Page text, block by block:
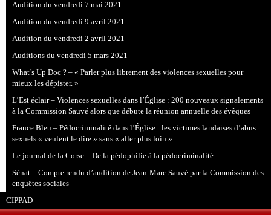
Audition du vendredi 7 mai 2021
Audition du vendredi 9 avril 2021
Audition du vendredi 2 avril 2021
Auditions du vendredi 5 mars 2021
What’s Up Doc ? – « Parler plus librement des violences sexuelles pour
mieux les dépister. »
L’Est éclair – Violences sexuelles dans l’Église : 200 nouveaux signalements
à la Commission Sauvé alors que débute la réunion annuelle des évêques
France Bleu – Pédocriminalité dans l’Église : les victimes landaises d’abus
sexuels « veulent le dire » sans « aller plus loin »
Le journal de la Corse – De la pédophilie à la pédocriminalité
Sénat – Compte rendu d’audition de Jean-Marc Sauvé par la Commission des
enquêtes sociales
CIPPAD